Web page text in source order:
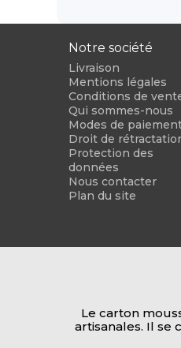
Notre société
Livraison
Mentions légales
Conditions de
Qui sommes-nous
Modes de
Droit de
Protection des
données
Nous contacter
Plan du site
Le carton
artisanales. Il se